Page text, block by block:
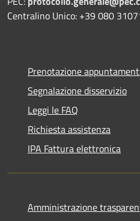
Centralino Unico: +39 080
Prenotazione
Segnalazione disservizio
Leggi le FAQ
Richiesta assistenza
IPA Fattura elettronica
Amministrazione